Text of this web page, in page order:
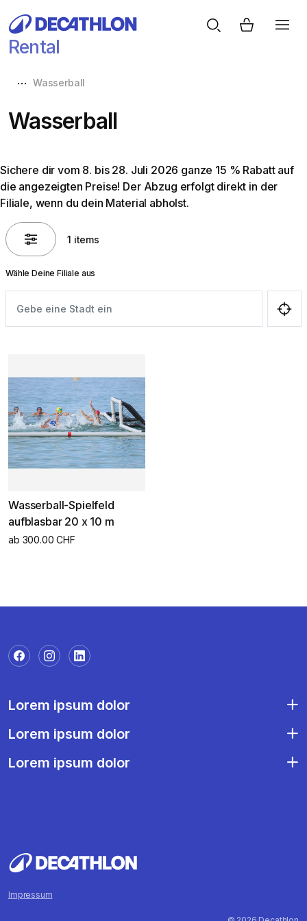
Rental
Wasserball
Wasserball
Wähle Deine Filiale aus
1 items
Wasserball-Spielfeld
aufblasbar 20 x 10 m
ab 300.00 CHF
Sichere dir vom 8. bis 28. Juli 2026 ganze 15 % Rabatt auf
die angezeigten Preise! Der Abzug erfolgt direkt in der
Filiale, wenn du dein Material abholst.
Lorem ipsum dolor
Lorem ipsum dolor
Lorem ipsum dolor
Impressum